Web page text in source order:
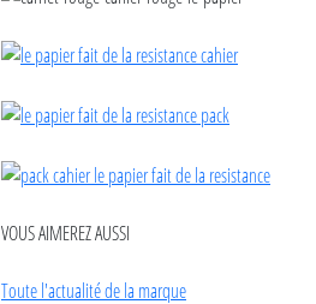
VOUS AIMEREZ AUSSI
Toute l'actualité de la marque